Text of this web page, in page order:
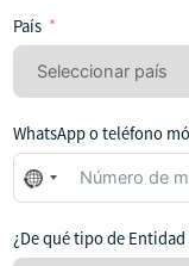
País
WhatsApp o teléfono
No
se
seleccionado
¿De qué tipo de